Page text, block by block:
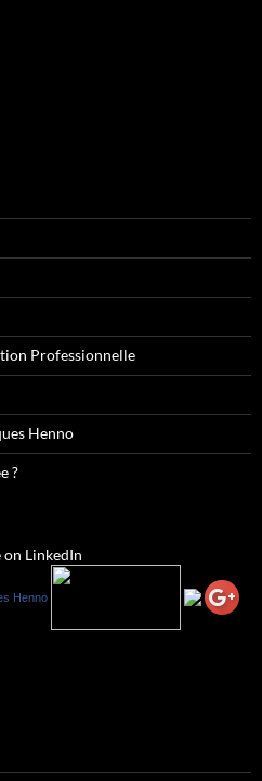
Professionnelle
Henno
?
Henno